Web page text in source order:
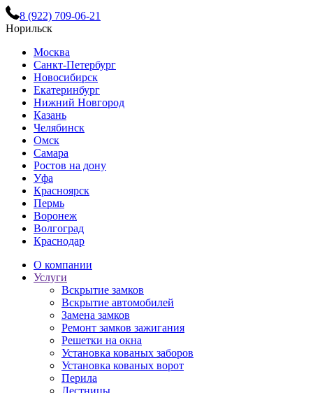
8 (922) 709-06-21
Норильск
Москва
Санкт-Петербург
Новосибирск
Екатеринбург
Нижний Новгород
Казань
Челябинск
Омск
Самара
Ростов на дону
Уфа
Красноярск
Пермь
Воронеж
Волгоград
Краснодар
О компании
Услуги
Вскрытие замков
Вскрытие автомобилей
Замена замков
Ремонт замков зажигания
Решетки на окна
Установка кованых заборов
Установка кованых ворот
Перила
Лестницы